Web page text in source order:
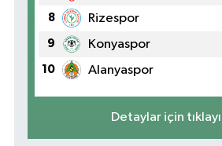
8 Rizespor
9 Konyaspor
10 Alanyaspor
Detaylar için